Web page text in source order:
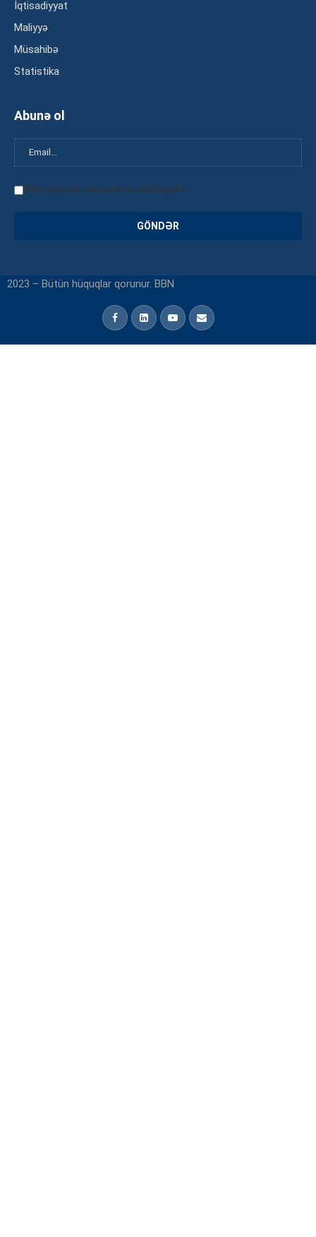
İqtisadiyyat
Maliyyə
Müsahibə
Statistika
Abunə ol
Mən şərtləri oxudum və razılaşdım
2023 – Bütün hüquqlar qorunur. BBN